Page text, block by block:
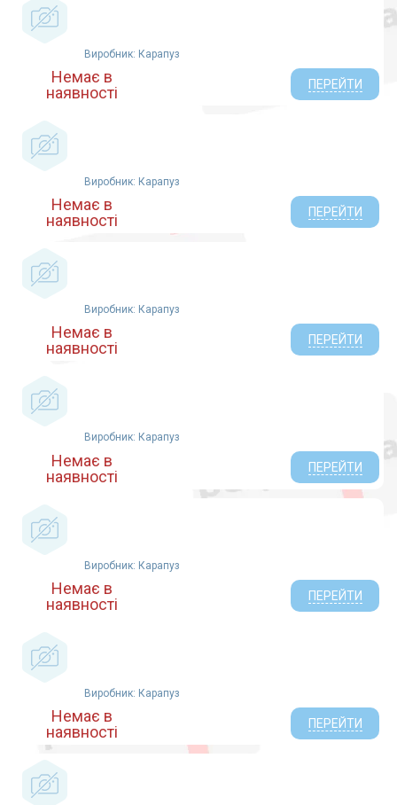
Виробник: Карапуз
Немає в
наявності
ПЕРЕЙТИ
Виробник: Карапуз
Немає в
наявності
ПЕРЕЙТИ
Виробник: Карапуз
Немає в
наявності
ПЕРЕЙТИ
Виробник: Карапуз
Немає в
наявності
ПЕРЕЙТИ
Виробник: Карапуз
Немає в
наявності
ПЕРЕЙТИ
Виробник: Карапуз
Немає в
наявності
ПЕРЕЙТИ